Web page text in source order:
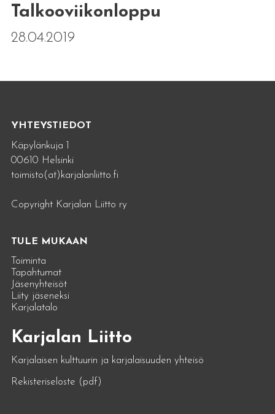
Talkooviikonloppu
28.04.2019
YHTEYSTIEDOT
Käpylänkuja 1
00610 Helsinki
toimisto(at)karjalanliitto.fi
Copyright Karjalan Liitto ry
TULE MUKAAN
Toiminta
Tapahtumat
Jäsenyhteisöt
Liity jäseneksi
Karjalatalo
Karjalan Liitto
Karjalaisen kulttuurin ja karjalaisuuden yhteisö
Rekisteriseloste (pdf)